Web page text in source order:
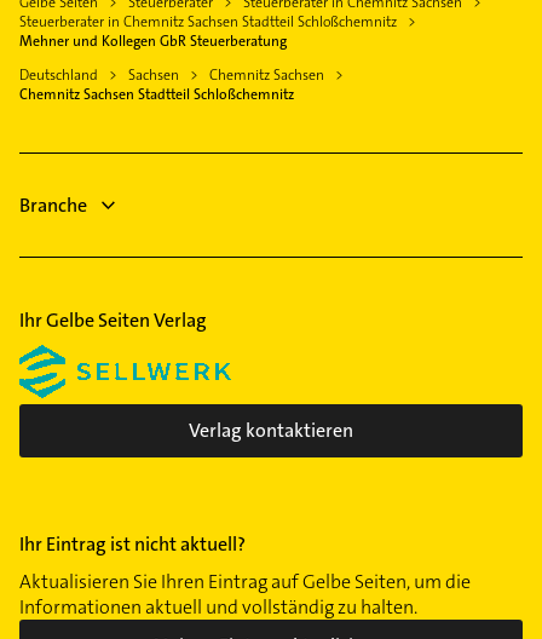
Reichenbrand
Schönau
Sonnenberg
Zschopau
Lugau /Erzgebirge
Mittweida
Fenster
Physikalische Therapie
Ärztehaus
Hausarzt
Allgemeinarzt
Physiotherapie
Steuerberater in Chemnitz Sachsen Stadtteil Schloßchemnitz
Mehner und Kollegen GbR Steuerberatung
Deutschland
Sachsen
Chemnitz Sachsen
Chemnitz Sachsen Stadtteil Schloßchemnitz
Branche
Ihr Gelbe Seiten Verlag
Verlag kontaktieren
Ihr Eintrag ist nicht aktuell?
Aktualisieren Sie Ihren Eintrag auf Gelbe Seiten, um die
Informationen aktuell und vollständig zu halten.